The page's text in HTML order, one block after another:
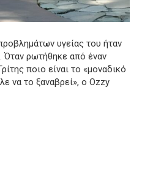
υγείας του ήταν
Όταν ρωτήθηκε από έναν
ποιο είναι το «μοναδικό
να το ξαναβρεί», ο Ozzy